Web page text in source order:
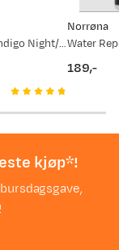
/29 Flexfit Cap Indigo Night/Drizzle
Norrøna
189,-
kjøp*!